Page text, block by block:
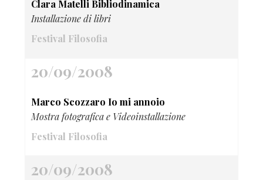
Clara Matelli Bibliodinamica
Installazione di libri
Festival Filosofia
20/09/2008
Marco Scozzaro Io mi annoio
Mostra fotografica e Videoinstallazione
Festival Filosofia
20/09/2008